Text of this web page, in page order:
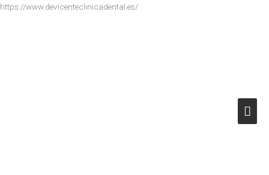
https://www.devicenteclinicadental.es/Ir